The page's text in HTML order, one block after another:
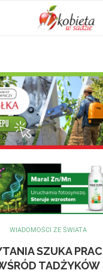
WIADOMOŚCI ZE ŚWIATA
SZUKA
TADŻYKÓW